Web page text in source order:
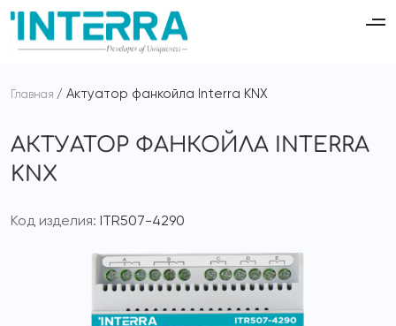
Главная Актуатор фанкойла Interra KNX
АКТУАТОР ФАНКОЙЛА INTERRA
KNX
Код изделия: ITR507-4290